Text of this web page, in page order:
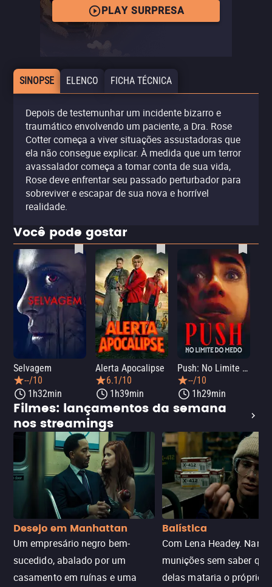
PLAY SURPRESA
SINOPSE ELENCO FICHA TÉCNICA
Depois de testemunhar um incidente bizarro e
traumático envolvendo um paciente, a Dra. Rose
Cotter começa a viver situações assustadoras que
ela não consegue explicar. À medida que um terror
avassalador começa a tomar conta de sua vida,
Rose deve enfrentar seu passado perturbador para
sobreviver e escapar de sua nova e horrível
realidade.
Você pode gostar
Selvagem
--/10
1h32min
Alerta Apocalipse
6.1/10
1h39min
Push: No Limite do Medo
--/10
1h29min
Filmes: lançamentos da semana
nos streamings
Desejo em Manhattan
Um empresário negro bem-
sucedido, abalado por um
casamento em ruínas e uma
Balística
Com Lena Headey.
munições sem saber
delas mataria o próprio